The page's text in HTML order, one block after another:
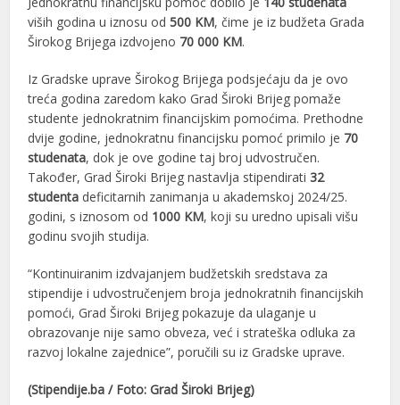
viših godina u iznosu od500 KM, čime je iz budžeta Grada
Širokog Brijega izdvojeno 70 000 KM.
Iz Gradske uprave Širokog Brijega podsjećaju da je ovo
treća godina zaredom kako Grad Široki Brijeg pomaže
studente jednokratnim financijskim pomoćima. Prethodne
dvije godine, jednokratnu financijsku pomoć primilo je 70
studenata, dok je ove godine taj broj udvostručen.
Također, Grad Široki Brijeg nastavlja stipendirati32
studenta deficitarnih zanimanja u akademskoj 2024/25.
godini, s iznosom od 1000 KM, koji su uredno upisali višu
godinu svojih studija.
“Kontinuiranim izdvajanjem budžetskih sredstava za
stipendije i udvostručenjem broja jednokratnih financijskih
pomoći, Grad Široki Brijeg pokazuje da ulaganje u
obrazovanje nije samo obveza, već i strateška odluka za
razvoj lokalne zajednice”, poručili su iz Gradske uprave.
(Stipendije.ba / Foto: Grad Široki Brijeg)